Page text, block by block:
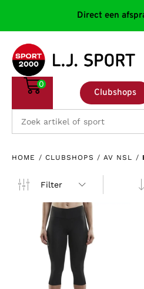
Direct een
Clubshops
0
HOME / CLUBSHOPS / AV NSL /
Filter